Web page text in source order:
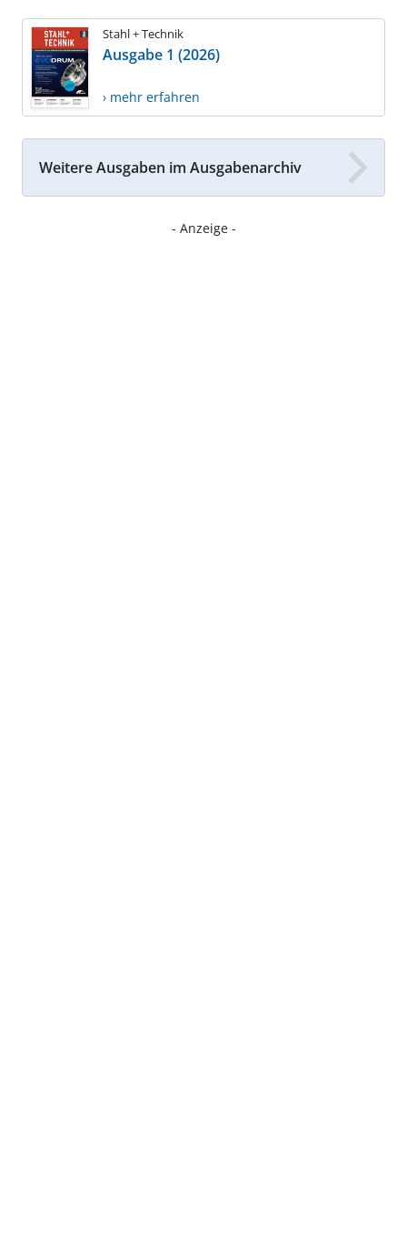
Stahl + Technik
Ausgabe 1 (2026)
› mehr erfahren
Weitere Ausgaben im Ausgabenarchiv
- Anzeige -